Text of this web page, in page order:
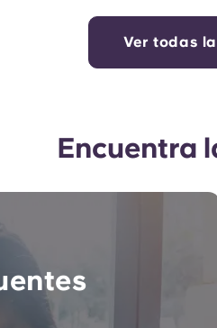
Ver todas
Encuentra